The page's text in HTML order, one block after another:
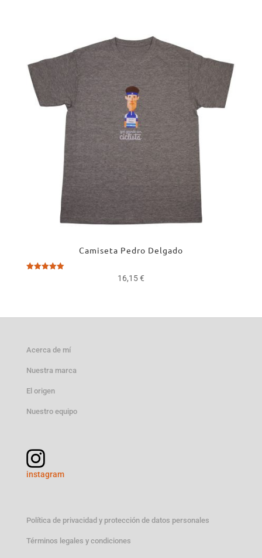
12,00 €.10,00 €.
Camiseta Pedro Delgado
16,15€
Acerca de mí
Nuestra marca
El origen
Nuestro equipo
instagram
Política de privacidad y protección de datos personales
Términos legales y condiciones